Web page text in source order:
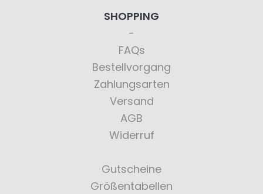
SHOPPING
FAQs
Bestellvorgang
Zahlungsarten
Versand
AGB
Widerruf
Gutscheine
Größentabellen